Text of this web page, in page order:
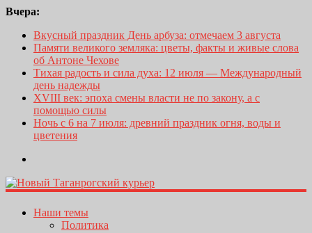
Вчера:
Вкусный праздник День арбуза: отмечаем 3 августа
Памяти великого земляка: цветы, факты и живые слова
об Антоне Чехове
Тихая радость и сила духа: 12 июля — Международный
день надежды
XVIII век: эпоха смены власти не по закону, а с
помощью силы
Ночь с 6 на 7 июля: древний праздник огня, воды и
цветения
Наши темы
Политика